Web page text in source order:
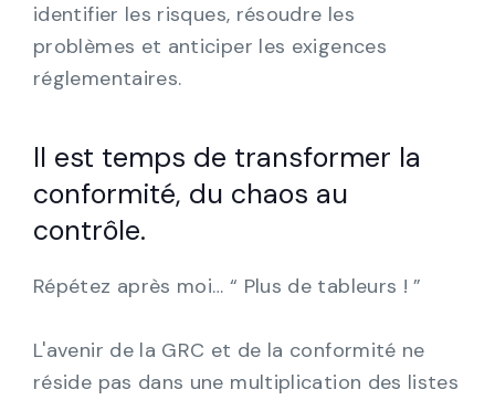
identifier les risques, résoudre les
problèmes et anticiper les exigences
réglementaires.
Il est temps de transformer la
conformité, du chaos au
contrôle.
Répétez après moi… “ Plus de tableurs ! ”
L'avenir de la GRC et de la conformité ne
réside pas dans une multiplication des listes